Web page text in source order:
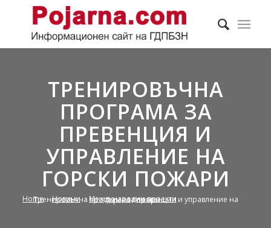
ТРЕНИРОВЪЧНА
ПРОГРАМА ЗА
ПРЕВЕНЦИЯ И
УПРАВЛЕНИЕ НА
ГОРСКИ ПОЖАРИ
Home / Новини / Международни проекти /
Тренировъчна програма за превенция и управление на горски пожари...